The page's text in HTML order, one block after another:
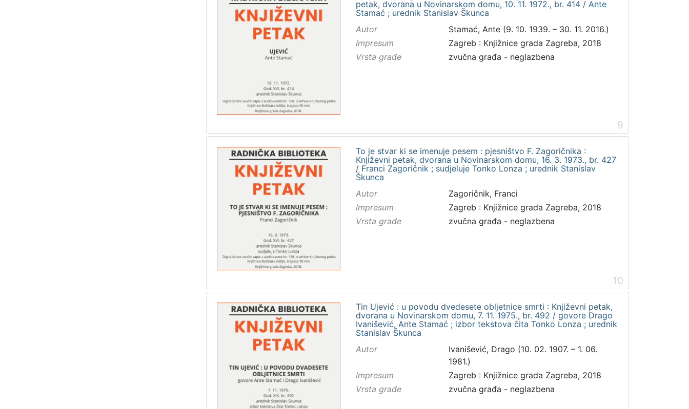
petak, dvorana u Novinarskom domu, 10. 11. 1972., br. 414 / Ante
Stamać ; urednik Stanislav Škunca
Autor
Stamać, Ante (9. 10. 1939. – 30. 11. 2016.)
Impresum
Zagreb : Knjižnice grada Zagreba, 2018
Vrsta građe
zvučna građa - neglazbena
9
To je stvar ki se imenuje pesem : pjesništvo F. Zagoričnika :
Književni petak, dvorana u Novinarskom domu, 16. 3. 1973., br. 427
/ Franci Zagoričnik ; sudjeluje Tonko Lonza ; urednik Stanislav
Škunca
Autor
Zagoričnik, Franci
Impresum
Zagreb : Knjižnice grada Zagreba, 2018
Vrsta građe
zvučna građa - neglazbena
10
Tin Ujević : u povodu dvedesete obljetnice smrti : Književni petak,
dvorana u Novinarskom domu, 7. 11. 1975., br. 492 / govore Drago
Ivanišević, Ante Stamać ; izbor tekstova čita Tonko Lonza ; urednik
Stanislav Škunca
Autor
Ivanišević, Drago (10. 02. 1907. – 1. 06.
1981.)
Impresum
Zagreb : Knjižnice grada Zagreba, 2018
Vrsta građe
zvučna građa - neglazbena